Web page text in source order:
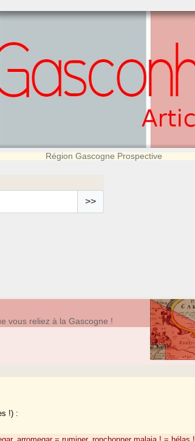
Région Gascogne Prospective
>>
vous reliez à la Gascogne !
!) :